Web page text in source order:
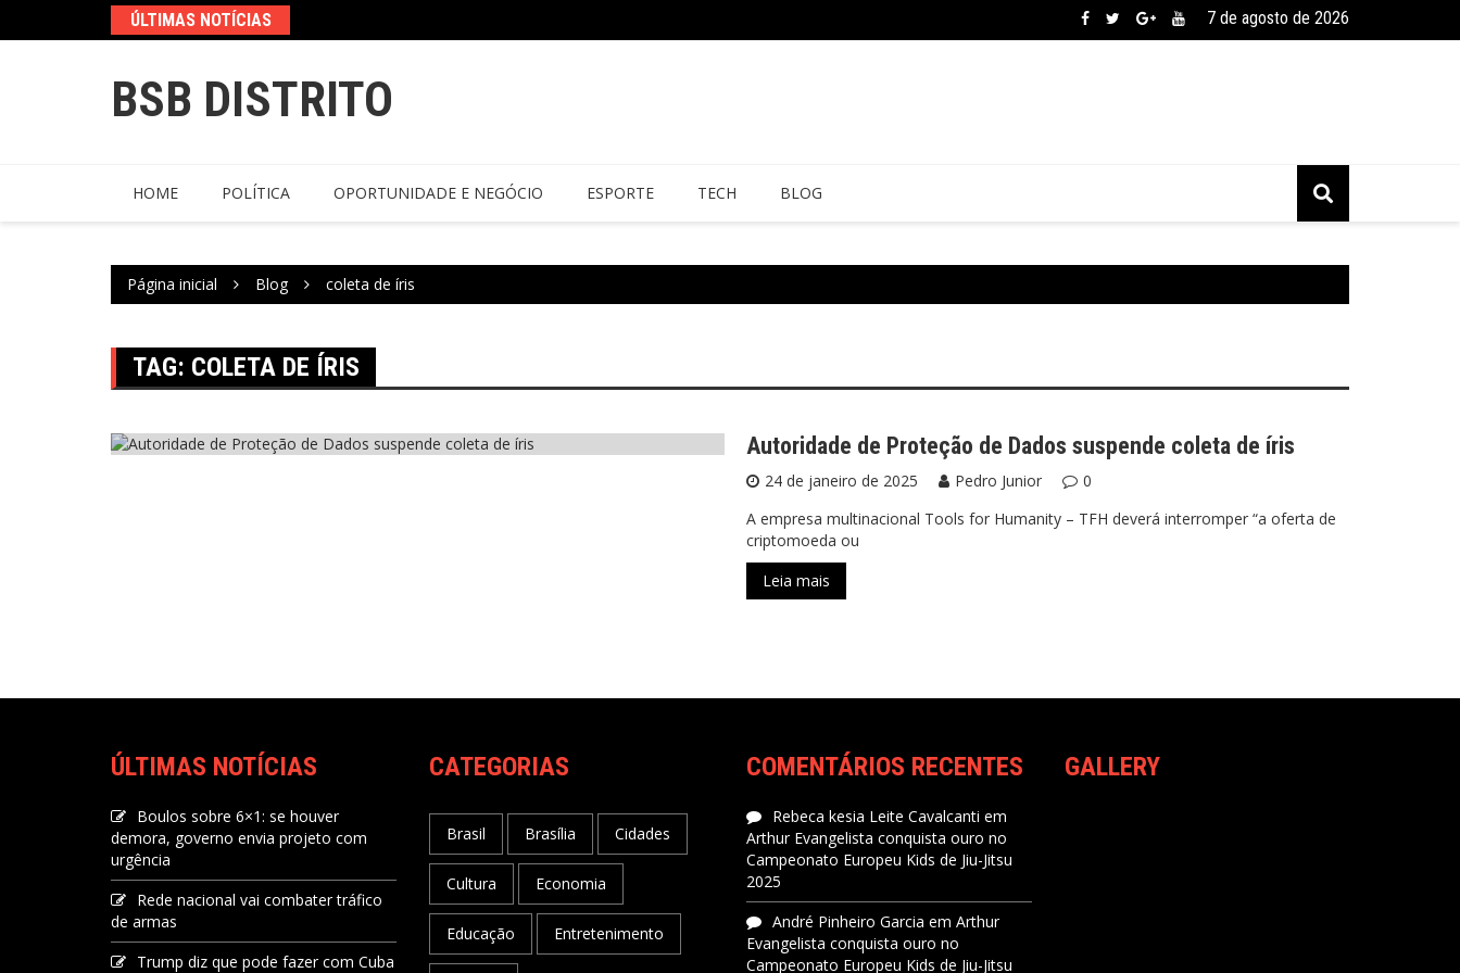
ÚLTIMAS NOTÍCIAS 7 de agosto de 2026
BSB DISTRITO
HOME POLÍTICA OPORTUNIDADE E NEGÓCIO ESPORTE TECH BLOG
Página inicial Blog coleta de íris
TAG: COLETA DE ÍRIS
Autoridade de Proteção de Dados suspende coleta de íris
24 de janeiro de 2025 Pedro Junior
0
A empresa multinacional Tools for Humanity – TFH deverá interromper “a oferta de
criptomoeda ou
Leia mais
ÚLTIMAS NOTÍCIAS
Boulos sobre 6×1: se houver
demora, governo envia projeto com
urgência
Rede nacional vai combater tráfico
de armas
Trump diz que pode fazer com Cuba
CATEGORIAS
Brasil Brasília Cidades
Cultura Economia
Educação Entretenimento
COMENTÁRIOS RECENTES
Rebeca kesia Leite Cavalcanti em
Arthur Evangelista conquista ouro no
Campeonato Europeu Kids de Jiu-Jitsu
2025
André Pinheiro Garcia em Arthur
Evangelista conquista ouro no
Campeonato Europeu Kids de Jiu-Jitsu
GALLERY